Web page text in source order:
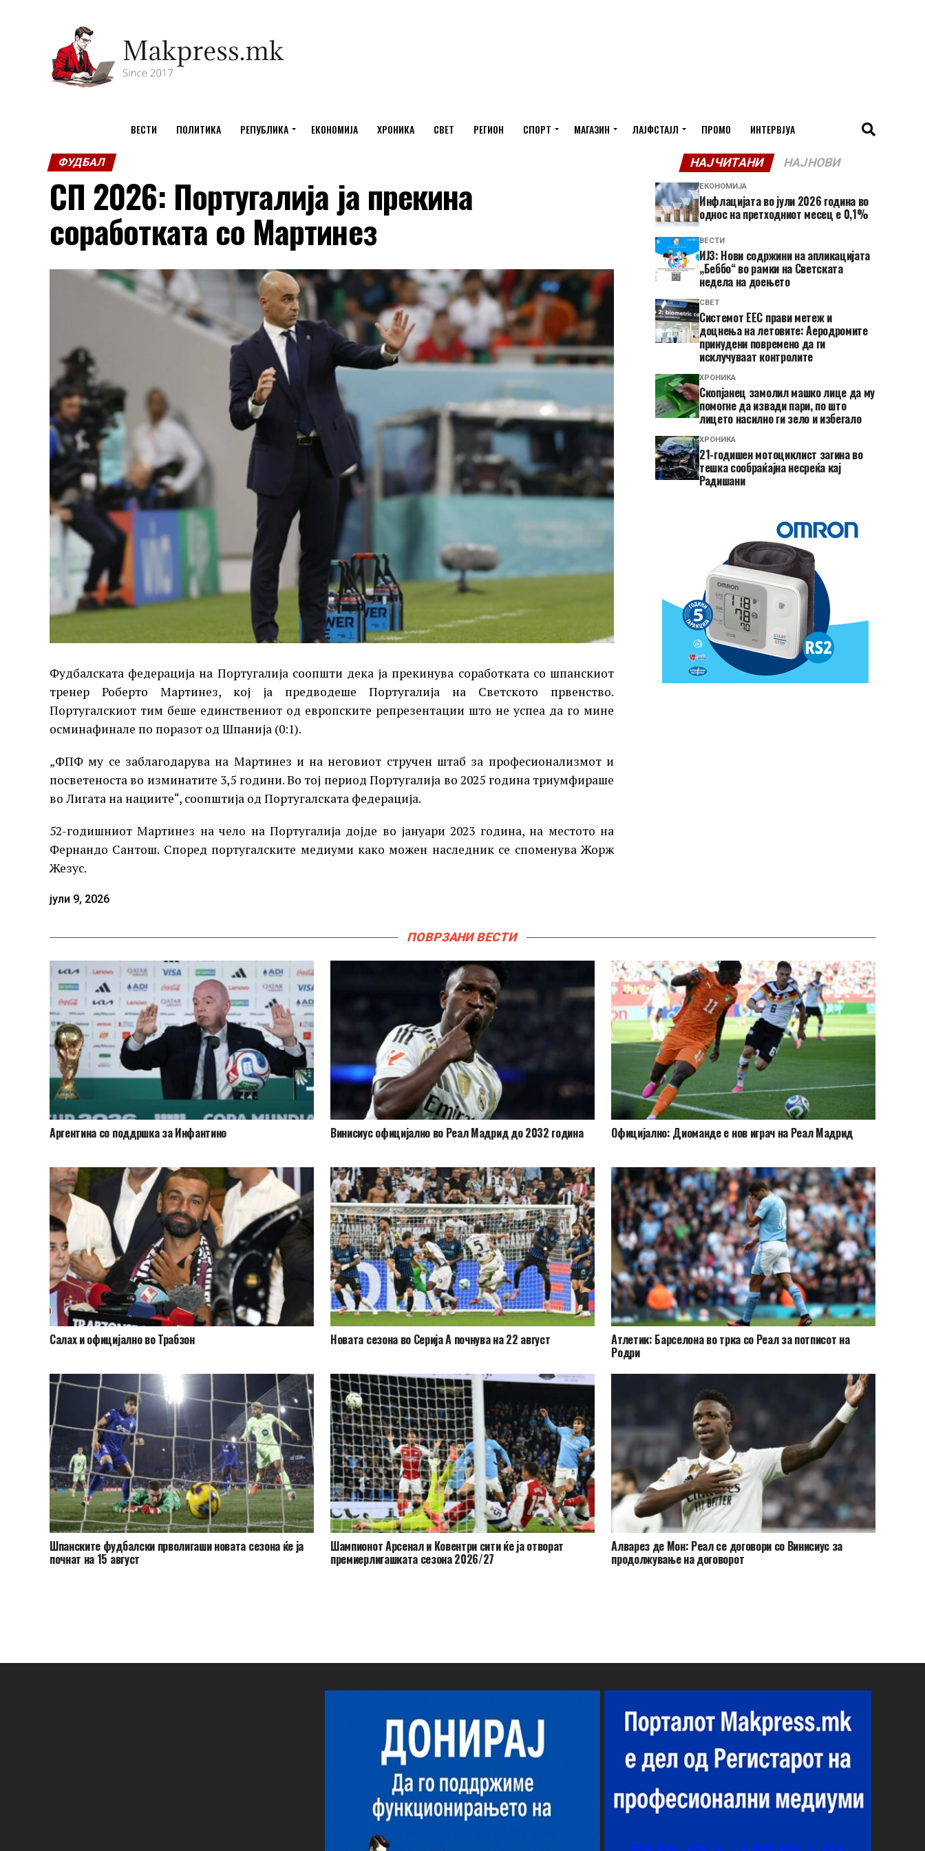
ВЕСТИ ПОЛИТИКА РЕПУБЛИКА ЕКОНОМИЈА ХРОНИКА СВЕТ РЕГИОН СПОРТ МАГАЗИН ЛАЈФСТАЈЛ ПРОМО ИНТЕРВЈУА
ФУДБАЛ
СП 2026: Португалија ја прекина
соработката со Мартинез
Фудбалската федерација на Португалија соопшти дека ја прекинува соработката со шпанскиот
тренер Роберто Мартинез, кој ја предводеше Португалија на Светското првенство.
Португалскиот тим беше единствениот од европските репрезентации што не успеа да го мине
осминафинале по поразот од Шпанија (0:1).
„ФПФ му се заблагодарува на Мартинез и на неговиот стручен штаб за професионализмот и
посветеноста во изминатите 3,5 години. Во тој период Португалија во 2025 година триумфираше
во Лигата на нациите“, соопштија од Португалската федерација.
52-годишниот Мартинез на чело на Португалија дојде во јануари 2023 година, на местото на
Фернандо Сантош. Според португалските медиуми како можен наследник се споменува Жорж
Жезус.
јули 9, 2026
НАЈЧИТАНИ НАЈНОВИ
ЕКОНОМИЈА
Инфлацијата во јули 2026 година во
однос на претходниот месец е 0,1%
ВЕСТИ
ИЈЗ: Нови содржини на апликацијата
„Беббо“ во рамки на Светската
недела на доењето
СВЕТ
Системот ЕЕС прави метеж и
доцнења на летовите: Аеродромите
принудени повремено да ги
исклучуваат контролите
ХРОНИКА
Скопјанец замолил машко лице да му
помогне да извади пари, по што
лицето насилно ги зело и избегало
ХРОНИКА
21-годишен мотоциклист загина во
тешка сообраќајна несреќа кај
Радишани
ПОВРЗАНИ ВЕСТИ
Аргентина со поддршка за Инфантино Винисиус официјално во Реал Мадрид до 2032 година Официјално: Диоманде е нов играч на Реал Мадрид
Салах и официјално во Трабзон Новата сезона во Серија А почнува на 22 август Атлетик: Барселона во трка со Реал за потписот на
Родри
Шпанските фудбалски прволигаши новата сезона ќе ја
почнат на 15 август
Шампионот Арсенал и Ковентри сити ќе ја отворат
премиерлигашката сезона 2026/27
Алварез де Мон: Реал се договори со Винисиус за
продолжување на договорот